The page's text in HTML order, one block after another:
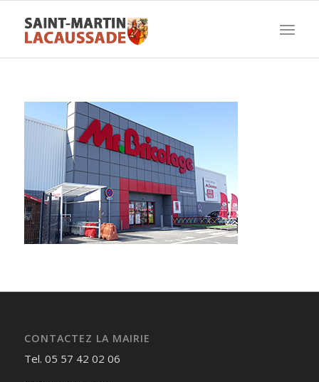
CONTACTEZ LA MAIRIE
Tel. 05 57 42 02 06